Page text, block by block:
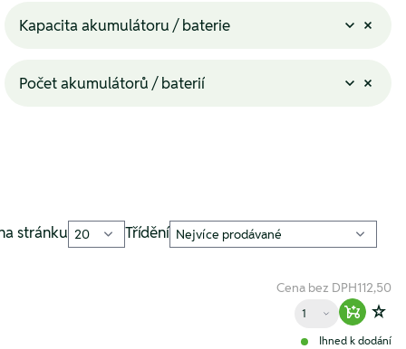
Kapacita akumulátoru / baterie
Počet akumulátorů / baterií
stránku Třídění
Cena bez DPH112,50
Množství
Zur
Ihned k dodání